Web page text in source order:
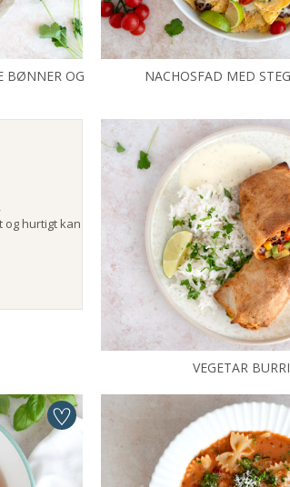
BØNNER OG
NACHOSFAD MED
og hurtigt kan
VEGETAR